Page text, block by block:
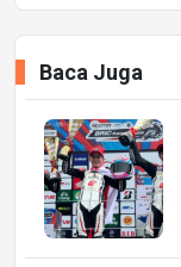
Baca Juga